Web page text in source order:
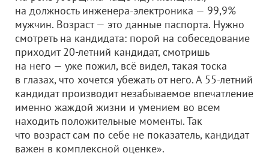
на должность инженера-электроника — 99,9%
мужчин. Возраст — это данные паспорта. Нужно
смотреть на кандидата: порой на собеседование
приходит 20-летний кандидат, смотришь
на него — уже пожил, всё видел, такая тоска
в глазах, что хочется убежать от него. А 55-летний
кандидат производит незабываемое впечатление
именно жаждой жизни и умением во всем
находить положительные моменты. Так
что возраст сам по себе не показатель, кандидат
важен в комплексной оценке».